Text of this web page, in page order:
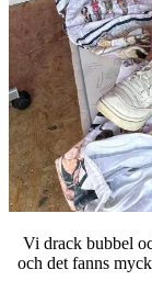
Vi drack bubbel
och det fanns